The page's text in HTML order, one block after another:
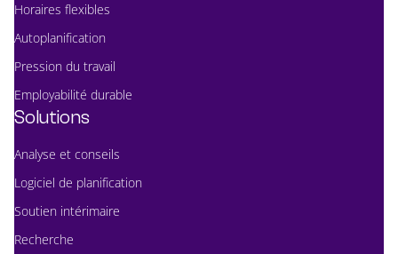
Horaires flexibles
Autoplanification
Pression du travail
Employabilité durable
Solutions
Analyse et conseils
Logiciel de planification
Soutien intérimaire
Recherche